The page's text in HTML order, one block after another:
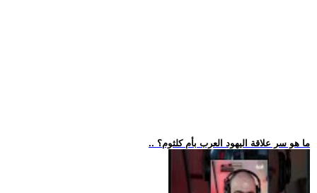
.. ما هو سر علاقة اليهود العرب بأم كلثوم؟